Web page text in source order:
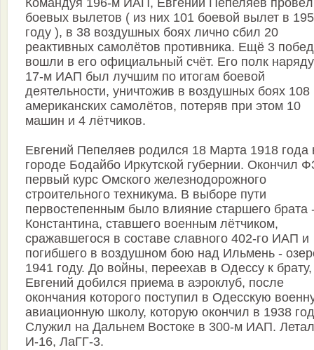
Командуя 196-м ИАП, Евгений Пепеляев
боевых вылетов ( из них 101 боевой вылет в
году ), в 38 воздушных боях лично сбил 20
реактивных самолётов противника. Ещё 3
вошли в его официальный счёт. Его полк
17-м ИАП был лучшим по итогам боевой
деятельности, уничтожив в воздушных боях 108
американских самолётов, потеряв при этом 10
машин и 4 лётчиков.
Евгений Пепеляев родился 18 Марта 1918 года
городе Бодайбо Иркутской губернии. Окончил
первый курс Омского железнодорожного
строительного техникума. В выборе пути
первостепенным было влияние старшего брата
Константина, ставшего военным лётчиком,
сражавшегося в составе славного 402-го ИАП и
погибшего в воздушном бою над Ильмень -
1941 году. До войны, переехав в Одессу к брату,
Евгений добился приема в аэроклуб, после
окончания которого поступил в Одесскую
авиационную школу, которую окончил в 1938
Служил на Дальнем Востоке в 300-м ИАП.
И-16, ЛаГГ-3.